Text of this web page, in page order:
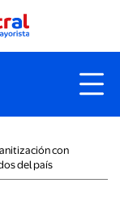
con
del país